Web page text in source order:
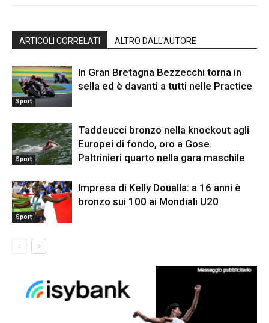
ARTICOLI CORRELATI ALTRO DALL'AUTORE
Sport
In Gran Bretagna Bezzecchi torna in
sella ed è davanti a tutti nelle Practice
Sport
Taddeucci bronzo nella knockout agli
Europei di fondo, oro a Gose.
Paltrinieri quarto nella gara maschile
Sport
Impresa di Kelly Doualla: a 16 anni è
bronzo sui 100 ai Mondiali U20